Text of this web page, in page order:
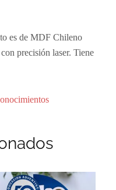
es de MDF Chileno
precisión laser. Tiene